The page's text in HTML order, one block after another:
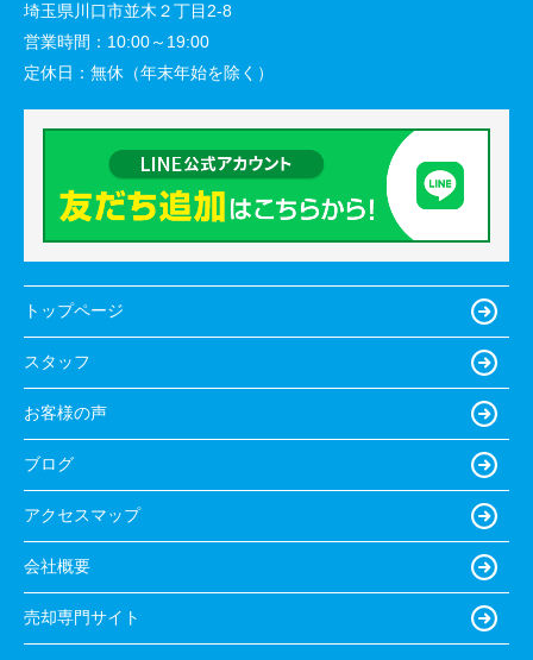
埼玉県川口市並木２丁目2-8
営業時間： 10:00～19:00
定休日： 無休（年末年始を除く）
トップページ
スタッフ
お客様の声
ブログ
アクセスマップ
会社概要
売却専門サイト